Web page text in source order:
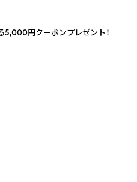
5,000円クーポンプレゼント！